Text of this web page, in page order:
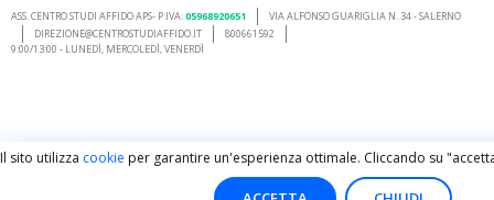
ASS. CENTRO STUDI AFFIDO APS- P.IVA:05968920651
VIA ALFONSO GUARIGLIA N. 34 - SALERNO
DIREZIONE@CENTROSTUDIAFFIDO.IT
800661592
9:00/13:00 - LUNEDÌ, MERCOLEDÌ, VENERDÌ
Il sito utilizza cookie per garantire un'esperienza ottimale. Cliccando su